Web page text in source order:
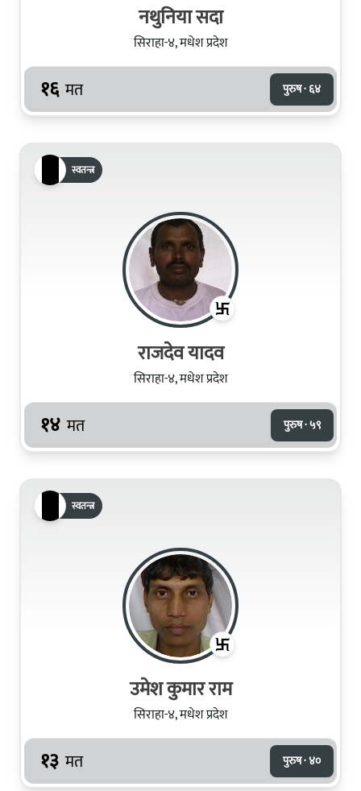
नथुनिया सदा
सिराहा-४, मधेश प्रदेश
१६ मत पुरुष · ६४
स्वतन्त्र
राजदेव यादव
सिराहा-४, मधेश प्रदेश
१४ मत पुरुष · ५९
स्वतन्त्र
उमेश कुमार राम
सिराहा-४, मधेश प्रदेश
१३ मत पुरुष · ४०